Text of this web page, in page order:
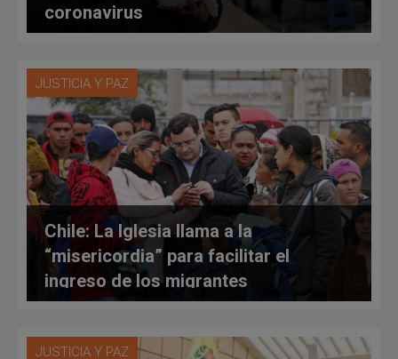
coronavirus
JUSTICIA Y PAZ
Chile: La Iglesia llama a la
“misericordia” para facilitar el
ingreso de los migrantes
venezolanos
JUSTICIA Y PAZ